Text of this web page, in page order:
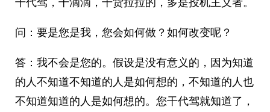
问：要是您是我，您会如何做？如何改变呢？
答：我不会是您的。假设是没有意义的，因为知道
的人不知道不知道的人是如何想的，不知道的人也
不知道知道的人是如何想的。您干代驾就知道了，